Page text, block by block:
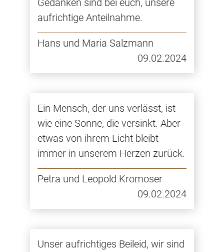
Gedanken sind bei euch, unsere
aufrichtige Anteilnahme.
Hans und Maria Salzmann
09.02.2024
Ein Mensch, der uns verlässt, ist
wie eine Sonne, die versinkt. Aber
etwas von ihrem Licht bleibt
immer in unserem Herzen zurück.
Petra und Leopold Kromoser
09.02.2024
Unser aufrichtiges Beileid, wir sind